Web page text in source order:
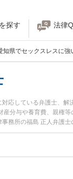
探す 法律
知県でセックスレスに強
応している弁護士、
分与や養育費、親権等
務所の福島 正人弁護
士に相談したい』『
内の弁護士に相談予